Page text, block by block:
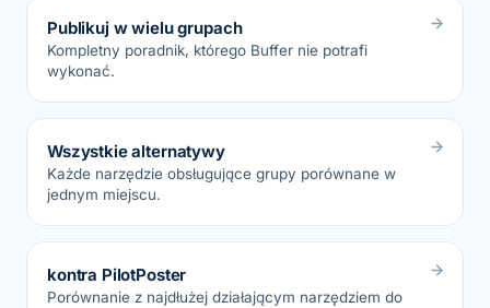
Publikuj w wielu grupach
Kompletny poradnik, którego Buffer nie potrafi
wykonać.
Wszystkie alternatywy
Każde narzędzie obsługujące grupy porównane w
jednym miejscu.
kontra PilotPoster
Porównanie z najdłużej działającym narzędziem do